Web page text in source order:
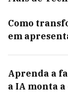
Como
em
Aprenda a
a IA monta